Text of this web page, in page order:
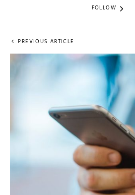
FOLLOW
PREVIOUS ARTICLE